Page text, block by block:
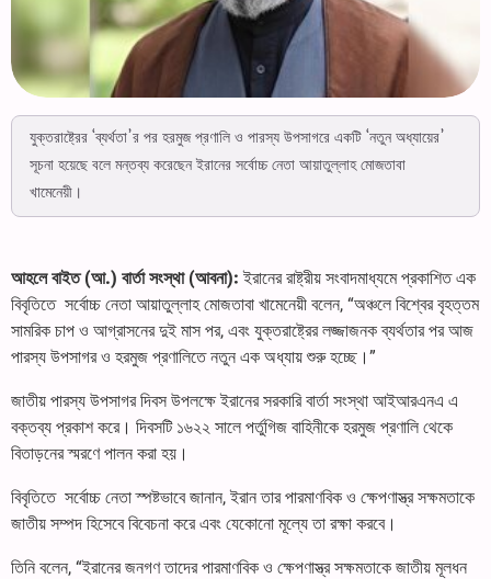
যুক্তরাষ্ট্রের ‘ব্যর্থতা’র পর হরমুজ প্রণালি ও পারস্য উপসাগরে একটি ‘নতুন অধ্যায়ের’
সূচনা হয়েছে বলে মন্তব্য করেছেন ইরানের সর্বোচ্চ নেতা আয়াতুল্লাহ মোজতাবা
খামেনেয়ী।
আহলে বাইত (আ.) বার্তা সংস্থা (আবনা):ইরানের রাষ্ট্রীয় সংবাদমাধ্যমে প্রকাশিত এক
বিবৃতিতে সর্বোচ্চ নেতা আয়াতুল্লাহ মোজতাবা খামেনেয়ী বলেন, “অঞ্চলে বিশ্বের বৃহত্তম
সামরিক চাপ ও আগ্রাসনের দুই মাস পর, এবং যুক্তরাষ্ট্রের লজ্জাজনক ব্যর্থতার পর আজ
পারস্য উপসাগর ও হরমুজ প্রণালিতে নতুন এক অধ্যায় শুরু হচ্ছে।”
জাতীয় পারস্য উপসাগর দিবস উপলক্ষে ইরানের সরকারি বার্তা সংস্থা আইআরএনএ এ
বক্তব্য প্রকাশ করে। দিবসটি ১৬২২ সালে পর্তুগিজ বাহিনীকে হরমুজ প্রণালি থেকে
বিতাড়নের স্মরণে পালন করা হয়।
বিবৃতিতে সর্বোচ্চ নেতা স্পষ্টভাবে জানান, ইরান তার পারমাণবিক ও ক্ষেপণাস্ত্র সক্ষমতাকে
জাতীয় সম্পদ হিসেবে বিবেচনা করে এবং যেকোনো মূল্যে তা রক্ষা করবে।
তিনি বলেন, “ইরানের জনগণ তাদের পারমাণবিক ও ক্ষেপণাস্ত্র সক্ষমতাকে জাতীয় মূলধন